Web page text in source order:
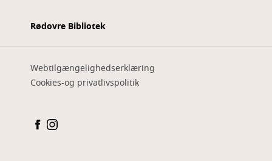
Rødovre Bibliotek
Webtilgængelighedserklæring
Cookies-og privatlivspolitik